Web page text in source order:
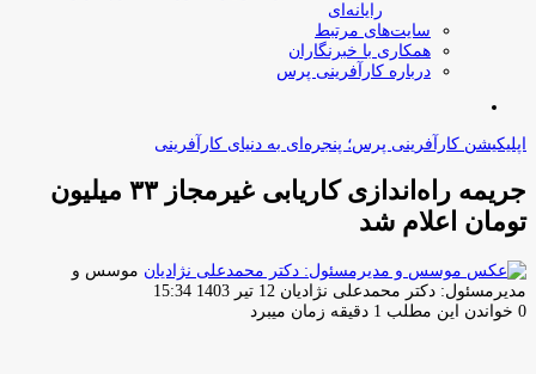
رایانه‌ای
سایت‌های مرتبط
همکاری با خبرنگاران
درباره کارآفرینی پرس
اپلیکیشن کارآفرینی پرس؛ پنجره‌ای به دنیای کارآفرینی
جریمه راه‌اندازی کاریابی غیرمجاز ۳۳ میلیون
تومان اعلام شد
موسس و
مدیرمسئول: دکتر محمدعلی نژادیان ارسال
ایمیل
12 تیر 1403 15:34
0 خواندن این مطلب 1 دقیقه زمان میبرد